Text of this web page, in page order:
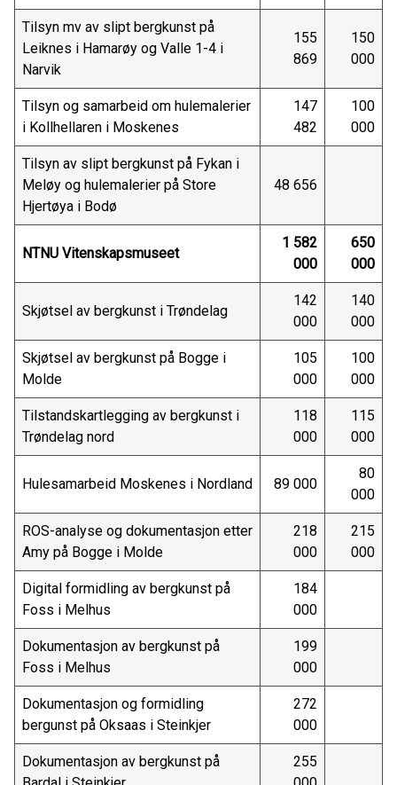
Tilsyn mv av slipt bergkunst på
Leiknes i Hamarøy og Valle 1-4 i
Narvik
155
869
150
000
Tilsyn og samarbeid om hulemalerier
i Kollhellaren i Moskenes
147
482
100
000
Tilsyn av slipt bergkunst på Fykan i
Meløy og hulemalerier på Store
Hjertøya i Bodø
48 656
NTNU Vitenskapsmuseet
1 582
000
650
000
Skjøtsel av bergkunst i Trøndelag
142
000
140
000
Skjøtsel av bergkunst på Bogge i
Molde
105
000
100
000
Tilstandskartlegging av bergkunst i
Trøndelag nord
118
000
115
000
Hulesamarbeid Moskenes i Nordland 89 000
80
000
ROS-analyse og dokumentasjon etter
Amy på Bogge i Molde
218
000
215
000
Digital formidling av bergkunst på
Foss i Melhus
184
000
Dokumentasjon av bergkunst på
Foss i Melhus
199
000
Dokumentasjon og formidling
bergunst på Oksaas i Steinkjer
272
000
Dokumentasjon av bergkunst på
255